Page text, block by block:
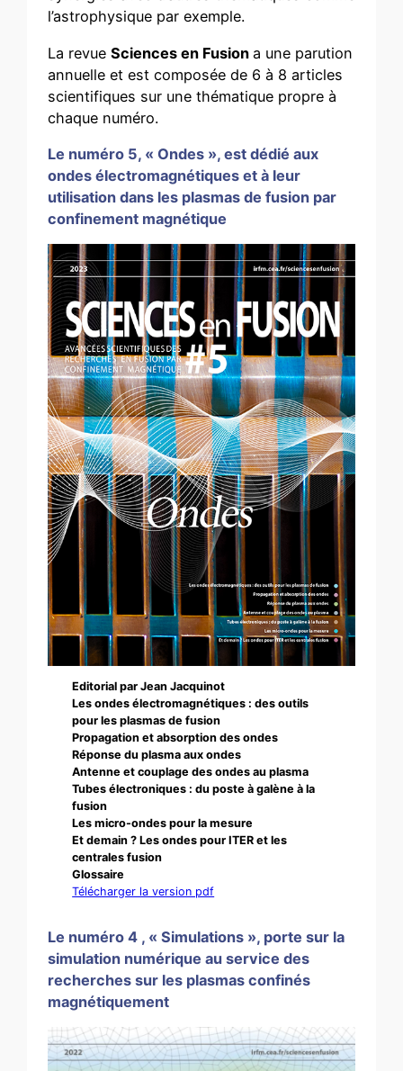
l’astrophysique par exemple.
La revue Sciences en Fusion a une parution
annuelle et est composée de 6 à 8 articles
scientifiques sur une thématique propre à
chaque numéro.
Le numéro 5, « Ondes », est dédié aux
ondes électromagnétiques et à leur
utilisation dans les plasmas de fusion par
confinement magnétique
Editorial par Jean Jacquinot
Les ondes électromagnétiques : des outils
pour les plasmas de fusion
Propagation et absorption des ondes
Réponse du plasma aux ondes
Antenne et couplage des ondes au plasma
Tubes électroniques : du poste à galène à la
fusion
Les micro-ondes pour la mesure
Et demain ? Les ondes pour ITER et les
centrales fusion
Glossaire
Télécharger la version pdf
Le numéro 4 , « Simulations », porte sur la
simulation numérique au service des
recherches sur les plasmas confinés
magnétiquement